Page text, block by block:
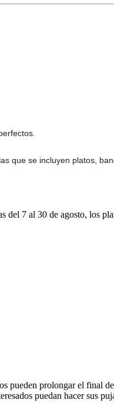
que se incluyen platos,
del 7 al 30 de agosto, los
pueden prolongar el final
puedan hacer sus